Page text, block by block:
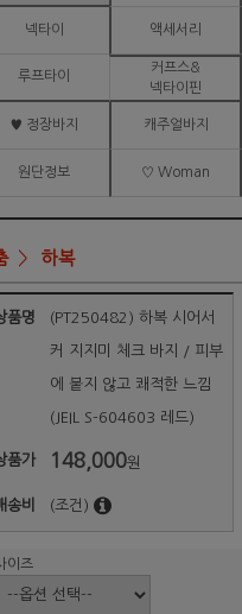
넥타이 액세서리
루프타이
커프스&
넥타이핀
♥ 정장바지 캐주얼바지
원단정보 ♡ Woman
하복
품명 (PT250482) 하복 시어서
커 지지미 체크 바지 / 피부
에 붙지 않고 쾌적한 느낌
(JEIL S-604603 레드)
품가 148,000원
송비 (조건)
이즈